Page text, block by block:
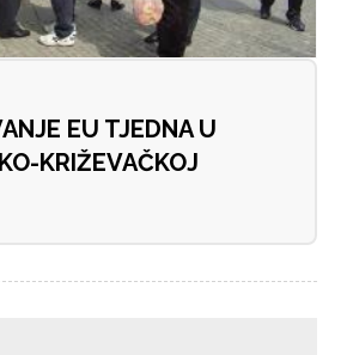
EU TJEDNA U
KRIŽEVAČKOJ